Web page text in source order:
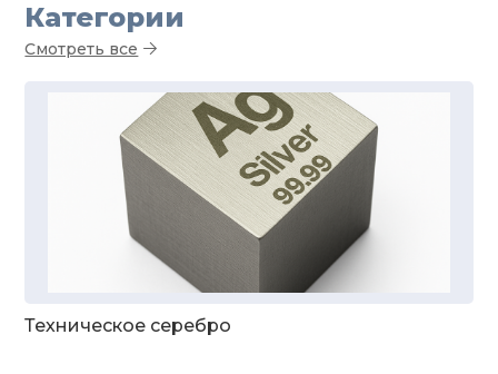
Категории
Смотреть все
Техническое серебро